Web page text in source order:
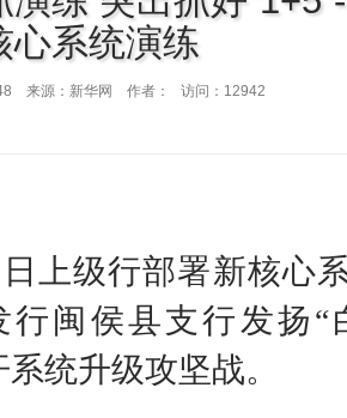
心系统演练
来源： 新华网 作者： 访问：12942
上级行部署新核心
行闽侯县支行发扬“
系统升级攻坚战。